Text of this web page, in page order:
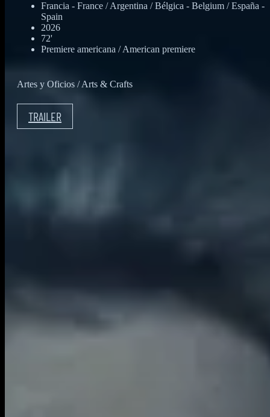
Francia - France / Argentina / Bélgica - Belgium / España -
Spain
2026
72'
Premiere americana / American premiere
Artes y Oficios / Arts & Crafts
TRAILER